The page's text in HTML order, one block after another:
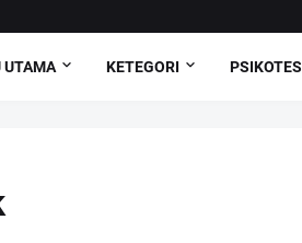
UTAMA KETEGORI PSIKOTES